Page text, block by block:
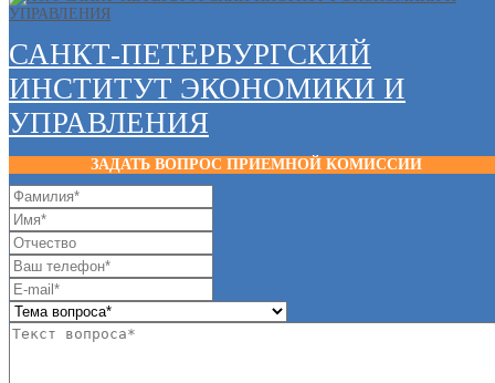
САНКТ-ПЕТЕРБУРГСКИЙ
ИНСТИТУТ ЭКОНОМИКИ И
УПРАВЛЕНИЯ
ЗАДАТЬ ВОПРОС ПРИЕМНОЙ КОМИССИИ